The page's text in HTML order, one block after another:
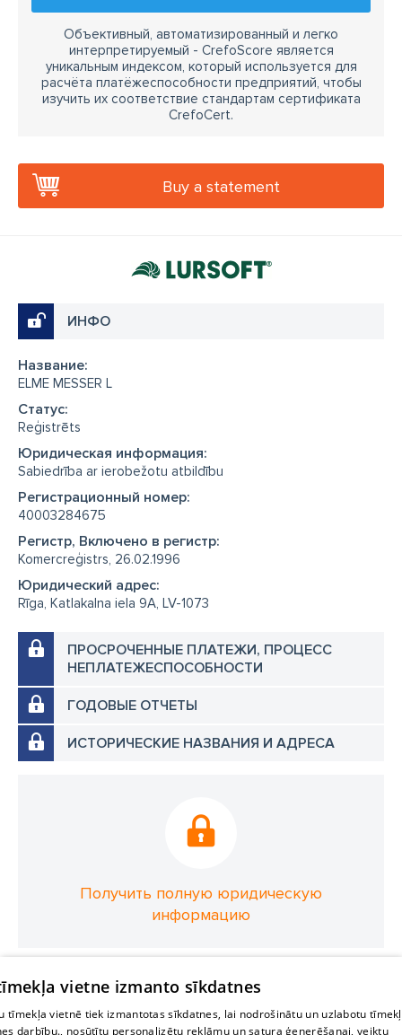
Объективный, автоматизированный и легко
интерпретируемый - CrefoScore является
уникальным индексом, который используется для
расчёта платёжеспособности предприятий, чтобы
изучить их соответствие стандартам сертификата
CrefoCert.
Buy a statement
ИНФО
Название:
ELME MESSER L
Cтатус:
Reģistrēts
Юридическая информация:
Sabiedrība ar ierobežotu atbildību
Регистрационный номер:
40003284675
Регистр, Включено в регистр:
Komercreģistrs, 26.02.1996
Юридический адрес:
Rīga, Katlakalna iela 9A, LV-1073
ПРОСРОЧЕННЫЕ ПЛАТЕЖИ, ПРОЦЕСС
НЕПЛАТЕЖЕСПОСОБНОСТИ
ГОДОВЫЕ ОТЧЕТЫ
ИСТОРИЧЕСКИЕ НАЗВАНИЯ И АДРЕСА
Получить полную юридическую
информацию
vietne izmanto sīkdatnes
tīmekļa vietnē tiek izmantotas sīkdatnes, lai nodrošinātu un uzlabotu
darbību., nosūtītu personalizētu reklāmu un satura ģenerēšanai, veiktu